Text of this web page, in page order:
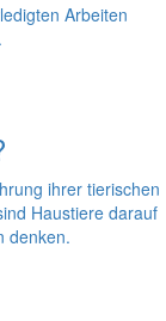
Arbeiten
ihrer tierischen
Haustiere darauf
denken.